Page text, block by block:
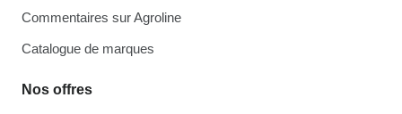
Commentaires sur Agroline
Catalogue de marques
Nos offres